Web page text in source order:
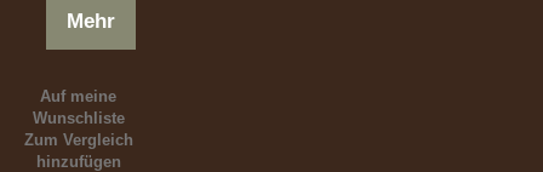
Mehr
Auf meine
Wunschliste
Zum Vergleich
hinzufügen